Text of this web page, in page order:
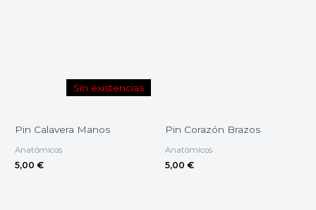
Sin existencias
Pin Calavera Manos
Anatómicos
5,00 €
Pin Corazón Brazos
Anatómicos
5,00 €